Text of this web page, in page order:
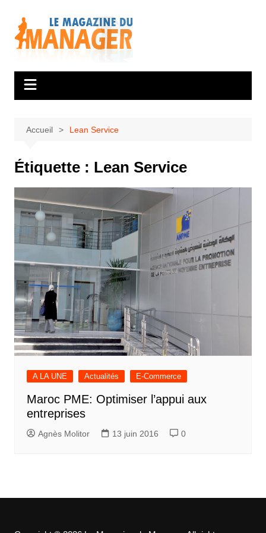
contenu
Accueil Lean Service
Étiquette : Lean Service
A LA UNE Actualités E-Commerce
Maroc PME: Optimiser l’appui aux
entreprises
Agnès Molitor 13 juin 2016 0